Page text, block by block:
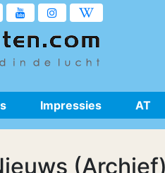
Impressies AT
(Archief)